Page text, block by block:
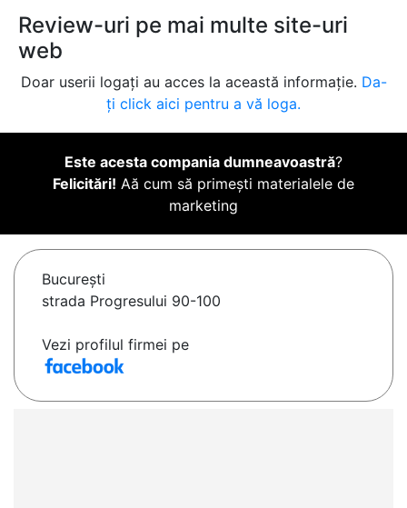
Review-uri pe mai multe site-uri
web
Doar userii logați au acces la această informație. Da-
ți click aici pentru a vă loga.
Este acesta compania dumneavoastră?
Felicitări! Aă cum să primești materialele de
marketing
Bucureşti
strada Progresului 90-100
Vezi profilul firmei pe